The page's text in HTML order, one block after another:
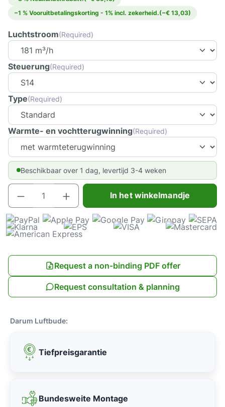
−1 % Vooruitbetalingskorting - 1% incl. zekerheid.(−€ 13,03)
Luchtstroom(Required)
Steuerung(Required)
Type(Required)
Warmte- en vochtterugwinning(Required)
Beschikbaar over 1 dag, levertijd 3-4 weken
Producthoeveelheid: Voer de gewenste
In het winkelmandje
Request a non-binding PDF offer
Request consultation & planning
Darum Luftbude:
Tiefpreisgarantie
Bundesweite Montage